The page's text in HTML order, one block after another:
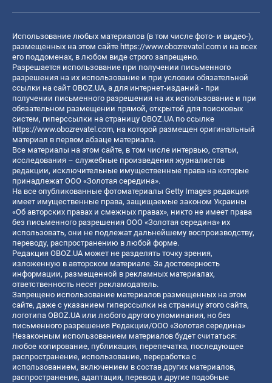
Использование любых материалов (в том числе фото- и видео-),
размещенных на этом сайте https://www.obozrevatel.com и на всех
его поддоменах, в любом виде строго запрещено.
Разрешается использование при получении письменного
разрешения на их использование и при условии обязательной
ссылки на сайт OBOZ.UA, а для интернет-изданий - при
получении письменного разрешения на их использование и при
обязательном размещении прямой, открытой для поисковых
систем, гиперссылки на страницу OBOZ.UA по ссылке
https://www.obozrevatel.com, на которой размещен оригинальный
материал в первом абзаце материала.
Все материалы на этом сайте, в том числе интервью, статьи,
исследования – служебные произведения журналистов
редакции, исключительные имущественные права на которые
принадлежат ООО «Золотая середина».
На все опубликованные фотоматериалы Getty Images редакция
имеет имущественные права, защищаемые законом Украины
«Об авторских правах и смежных правах», никто не имеет права
без письменного разрешения ООО «Золотая середина» их
использовать, они не подлежат дальнейшему воспроизводству,
переводу, распространению в любой форме.
Редакция OBOZ.UA может не разделять точку зрения,
изложенную в авторском материале. За достоверность
информации, размещенной в рекламных материалах,
ответственность несет рекламодатель.
Запрещено использование материалов размещенных на этом
сайте, даже с указанием гиперссылки на страницу этого сайта,
логотипа OBOZ.UA или любого другого упоминания, но без
письменного разрешения Редакции/ООО «Золотая середина»
Незаконным использованием материалов будет считаться:
любое копирование, публикация, перепечатка, последующее
распространение, использование, переработка с
использованием, включением в состав других материалов,
распространение, адаптация, перевод и другие подобные